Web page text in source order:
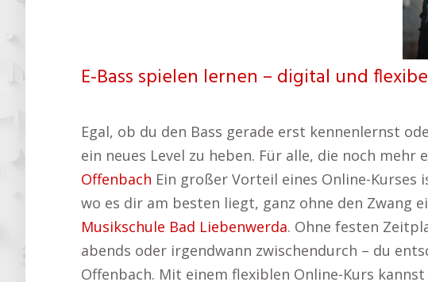
E-Bass spielen lernen – digital und
Egal, ob du den Bass gerade erst kennenlernst
ein neues Level zu heben. Für alle, die noch
Offenbach Ein großer Vorteil eines Online-
wo es dir am besten liegt, ganz ohne den Zwang
Musikschule Bad Liebenwerda. Ohne festen
abends oder irgendwann zwischendurch – du
Offenbach. Mit einem flexiblen Online-Kurs